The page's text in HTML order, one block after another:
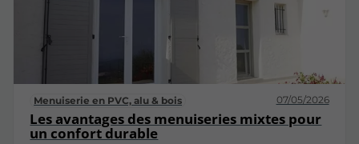
Menuiserie en PVC, alu & bois 07/05/2026
Les avantages des menuiseries mixtes pour
un confort durable